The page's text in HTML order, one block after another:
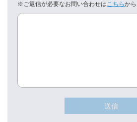
※ご返信が必要なお問い合わせはこちらから
送信